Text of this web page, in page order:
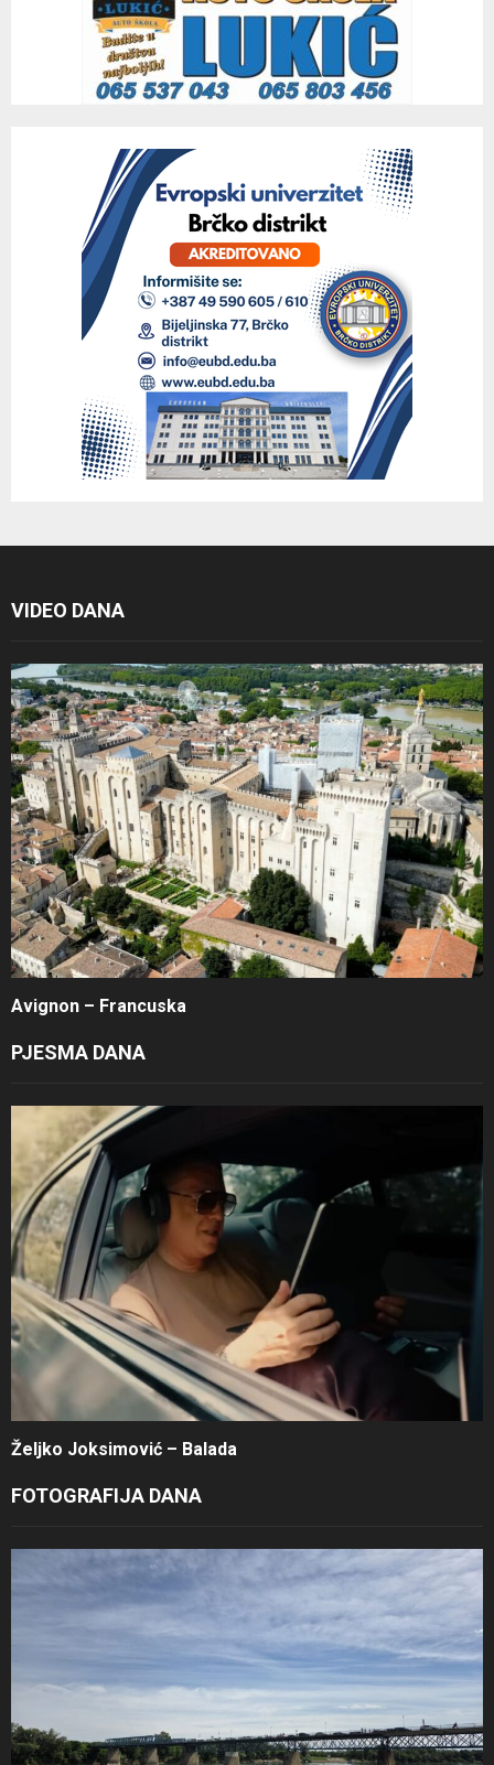
VIDEO DANA
Avignon – Francuska
PJESMA DANA
Željko Joksimović – Balada
FOTOGRAFIJA DANA